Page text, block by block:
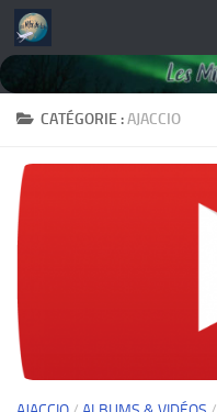
Skip to content
CATÉGORIE :AJACCIO